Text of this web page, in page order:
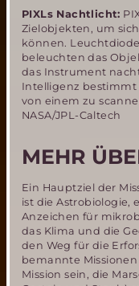
PIXLs Nachtlicht:
Zielobjekten, um
können.
beleuchten das
das Instrument
Intelligenz bestimmt
von einem zu
NASA/JPL-Caltech
MEHR
Ein Hauptziel der
ist die Astrobiologie,
Anzeichen für
das Klima und die
den Weg für die
bemannte
Mission sein, die